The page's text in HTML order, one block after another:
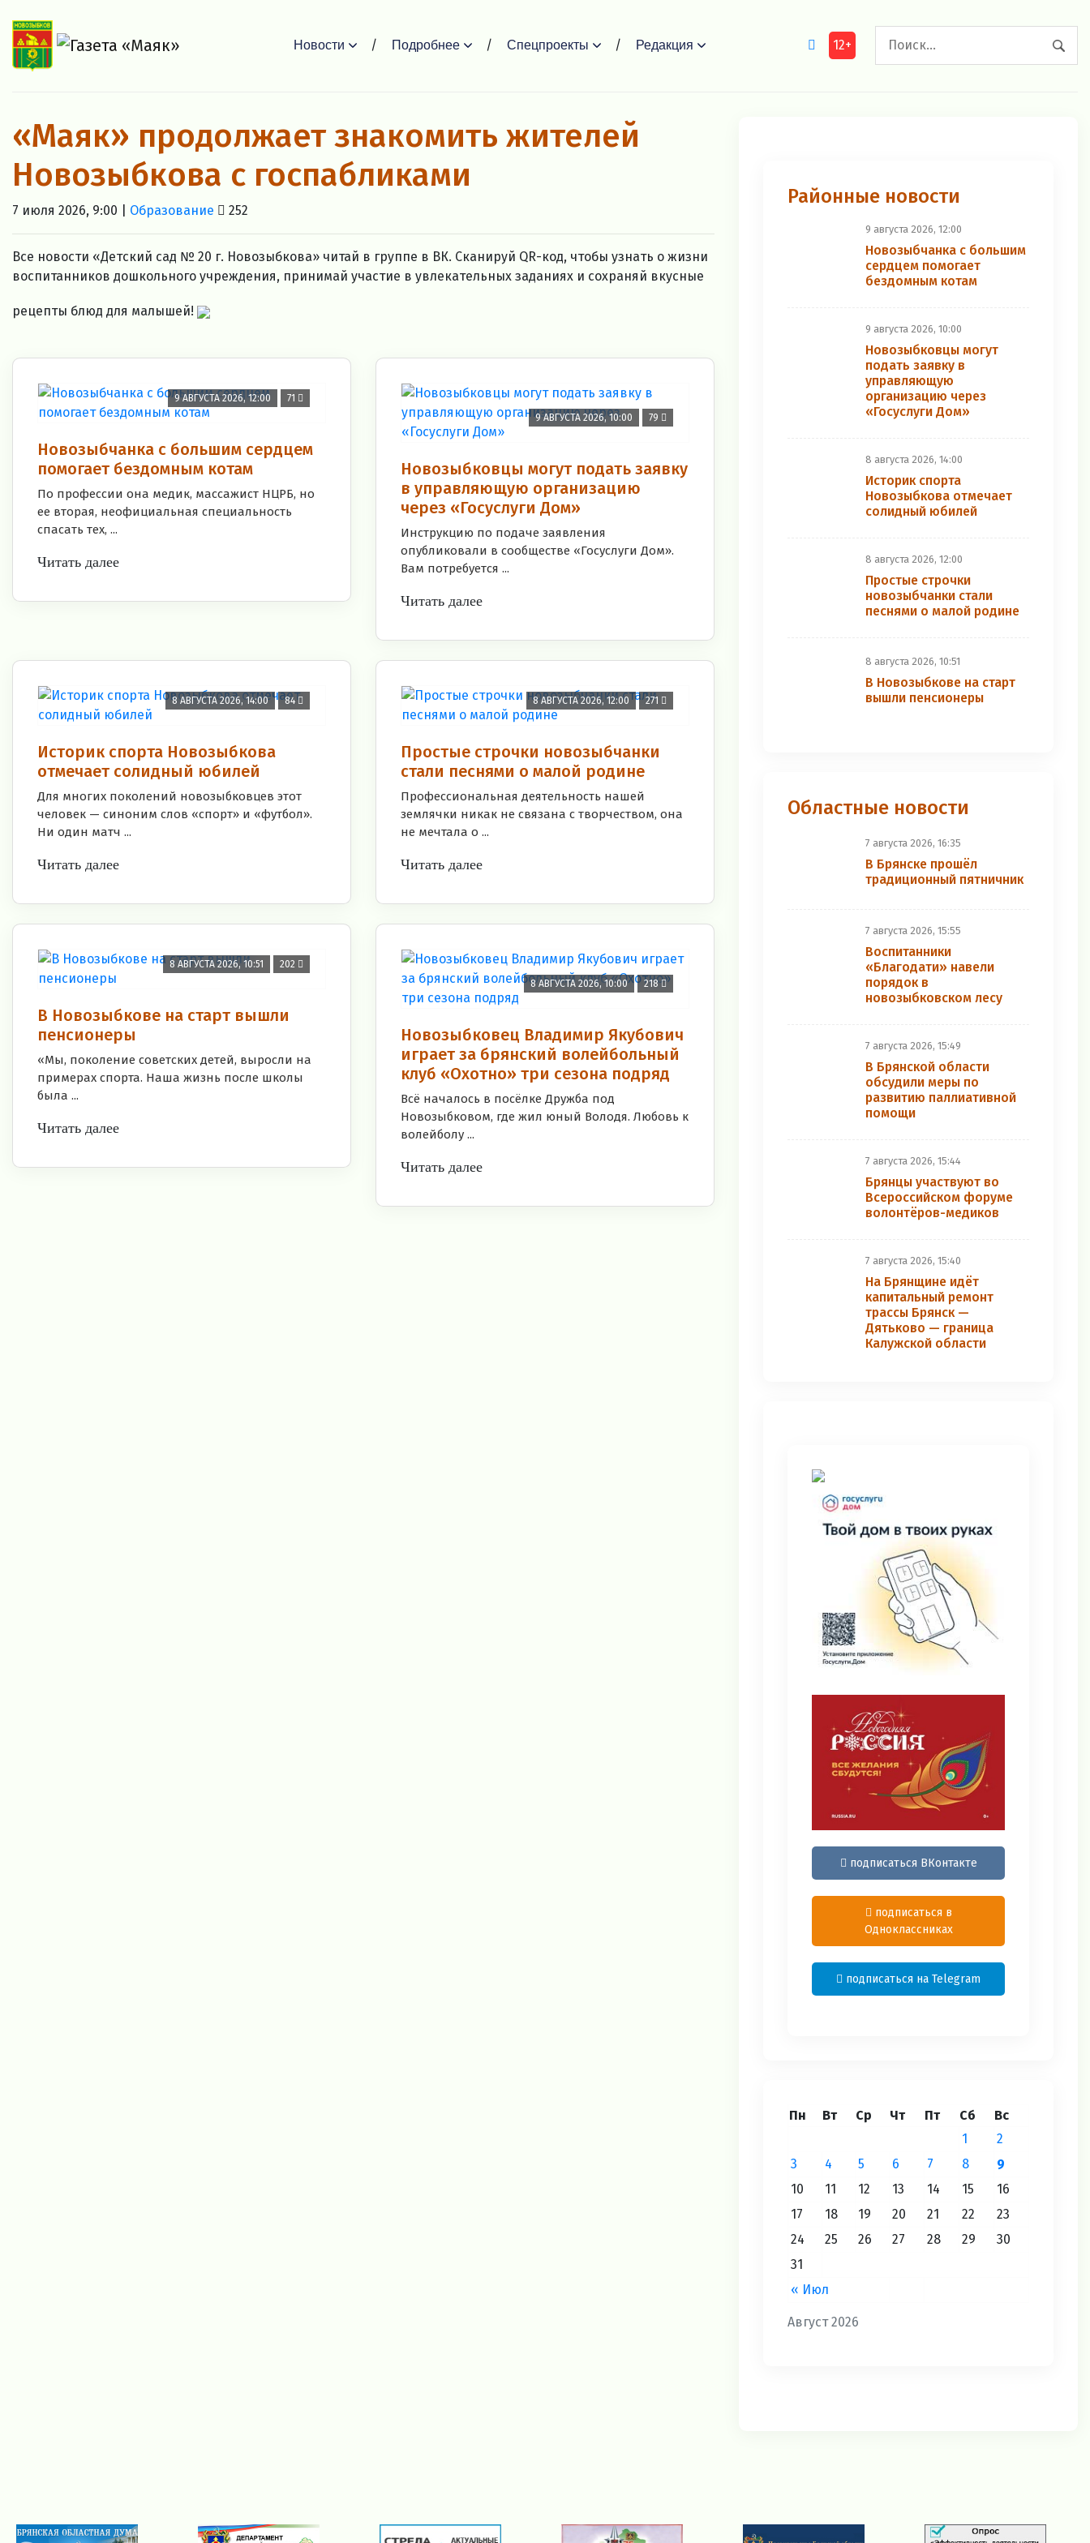
Новости Подробнее Спецпроекты Редакция 12+
«Маяк» продолжает знакомить жителей
Новозыбкова с госпабликами
7 июля 2026, 9:00 | Образование 252
Все новости «Детский сад № 20 г. Новозыбкова» читай в группе в ВК. Сканируй QR-код, чтобы узнать о жизни
воспитанников дошкольного учреждения, принимай участие в увлекательных заданиях и сохраняй вкусные
рецепты блюд для малышей!
9 АВГУСТА 2026, 12:00 71
Новозыбчанка с большим сердцем
помогает бездомным котам
По профессии она медик, массажист НЦРБ, но
ее вторая, неофициальная специальность
спасать тех, ...
Читать далее
9 АВГУСТА 2026, 10:00 79
Новозыбковцы могут подать заявку
в управляющую организацию
через «Госуслуги Дом»
Инструкцию по подаче заявления
опубликовали в сообществе «Госуслуги Дом».
Вам потребуется ...
Читать далее
8 АВГУСТА 2026, 14:00 84
Историк спорта Новозыбкова
отмечает солидный юбилей
Для многих поколений новозыбковцев этот
человек — синоним слов «спорт» и «футбол».
Ни один матч ...
Читать далее
8 АВГУСТА 2026, 12:00 271
Простые строчки новозыбчанки
стали песнями о малой родине
Профессиональная деятельность нашей
землячки никак не связана с творчеством, она
не мечтала о ...
Читать далее
8 АВГУСТА 2026, 10:51 202
В Новозыбкове на старт вышли
пенсионеры
«Мы, поколение советских детей, выросли на
примерах спорта. Наша жизнь после школы
была ...
Читать далее
8 АВГУСТА 2026, 10:00 218
Новозыбковец Владимир Якубович
играет за брянский волейбольный
клуб «Охотно» три сезона подряд
Всё началось в посёлке Дружба под
Новозыбковом, где жил юный Володя. Любовь к
волейболу ...
Читать далее
Районные новости
9 августа 2026, 12:00
Новозыбчанка с большим
сердцем помогает
бездомным котам
9 августа 2026, 10:00
Новозыбковцы могут
подать заявку в
управляющую
организацию через
«Госуслуги Дом»
8 августа 2026, 14:00
Историк спорта
Новозыбкова отмечает
солидный юбилей
8 августа 2026, 12:00
Простые строчки
новозыбчанки стали
песнями о малой родине
8 августа 2026, 10:51
В Новозыбкове на старт
вышли пенсионеры
Областные новости
7 августа 2026, 16:35
В Брянске прошёл
традиционный пятничник
7 августа 2026, 15:55
Воспитанники
«Благодати» навели
порядок в
новозыбковском лесу
7 августа 2026, 15:49
В Брянской области
обсудили меры по
развитию паллиативной
помощи
7 августа 2026, 15:44
Брянцы участвуют во
Всероссийском форуме
волонтёров-медиков
7 августа 2026, 15:40
На Брянщине идёт
капитальный ремонт
трассы Брянск —
Дятьково — граница
Калужской области
подписаться ВКонтакте
подписаться в
Одноклассниках
подписаться на Telegram
Август 2026
Пн Вт Ср Чт Пт Сб Вс
« Июл
1
2
3
4 5 6 7 8
9
10
11 12 13 14 15
16
17
18 19 20 21 22
23
24
25 26 27 28 29
30
31